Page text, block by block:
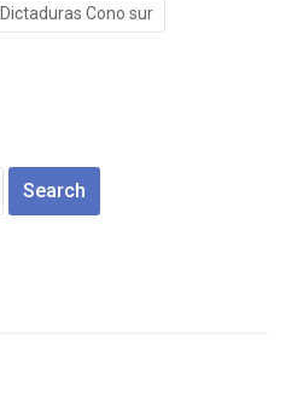
Dictaduras Cono sur